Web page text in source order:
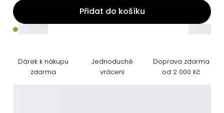
Přidat do košíku
Dárek k nákupu
zdarma
Jednoduché
vrácení
Doprava zdarma
od 2 000 Kč